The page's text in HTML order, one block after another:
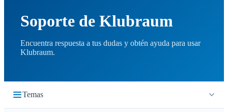
Soporte de Klubraum
Encuentra respuesta a tus dudas y obtén ayuda para usar
Klubraum.
Temas